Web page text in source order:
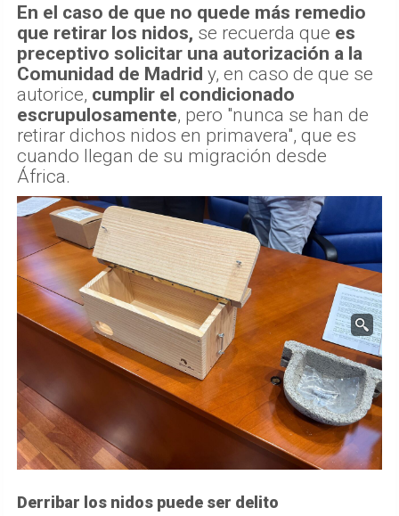
En el caso de que no quede más remedio
que retirar los nidos, se recuerda que es
preceptivo solicitar una autorización a la
Comunidad de Madrid y, en caso de que se
autorice, cumplir el condicionado
escrupulosamente, pero "nunca se han de
retirar dichos nidos en primavera", que es
cuando llegan de su migración desde
África.
Derribar los nidos puede ser delito